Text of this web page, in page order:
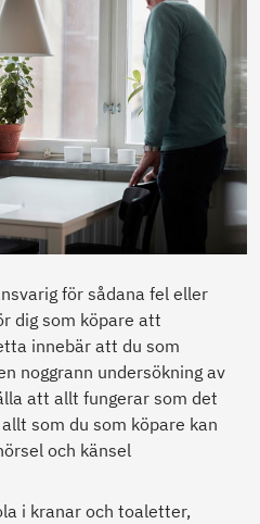
för sådana fel eller
dig som köpare att
innebär att du som
noggrann undersökning av
att allt fungerar som det
som du som köpare kan
och känsel
i kranar och toaletter,